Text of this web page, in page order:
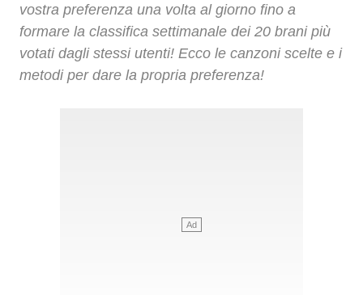
vostra preferenza una volta al giorno fino a
formare la classifica settimanale dei 20 brani più
votati dagli stessi utenti! Ecco le canzoni scelte e i
metodi per dare la propria preferenza!